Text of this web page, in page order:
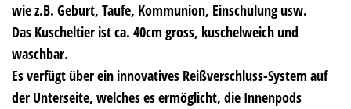
wie z.B. Geburt, Taufe, Kommunion, Einschulung usw.
Das Kuscheltier ist ca. 40cm gross, kuschelweich und
waschbar.
Es verfügt über ein innovatives Reißverschluss-System auf
der Unterseite, welches es ermöglicht, die Innenpods